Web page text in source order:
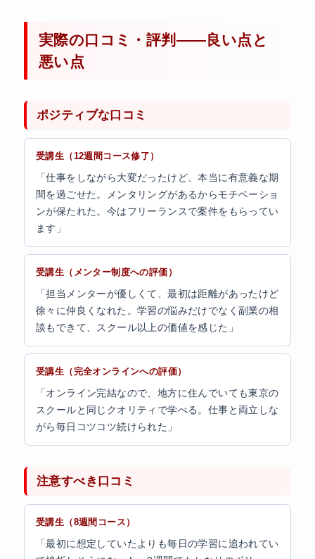
実際の口コミ・評判——良い点と
悪い点
ポジティブな口コミ
受講生（12週間コース修了）
「仕事をしながら大変だったけど、本当に有意義な期
間を過ごせた。メンタリングがあるからモチベーショ
ンが保たれた。今はフリーランスで案件をもらってい
ます」
受講生（メンター制度への評価）
「担当メンターが優しくて、最初は距離があったけど
徐々に仲良くなれた。学習の悩みだけでなく副業の相
談もできて、スクール以上の価値を感じた」
受講生（完全オンラインへの評価）
「オンライン完結なので、地方に住んでいても東京の
スクールと同じクオリティで学べる。仕事と両立しな
がら毎日コツコツ続けられた」
注意すべき口コミ
受講生（8週間コース）
「最初に想定していたよりも毎日の学習に追われてい